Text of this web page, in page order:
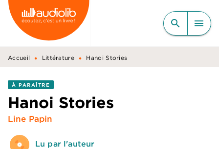
MENU RECHERCHE
CONTENU
PIED DE PAGE
search menu
Accueil • Littérature • Hanoi Stories
À PARAÎTRE
Hanoi Stories
Line Papin
Lu par l'auteur